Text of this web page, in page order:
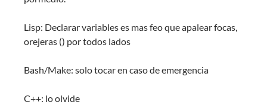
Lisp: Declarar variables es mas feo que apalear focas,
orejeras () por todos lados
Bash/Make: solo tocar en caso de emergencia
C++: lo olvide